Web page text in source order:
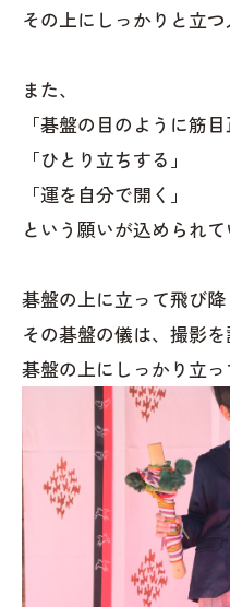
その上にしっかりと立つ
また、
「碁盤の目のように筋目
「ひとり立ちする」
「運を自分で開く」
という願いが込められて
碁盤の上に立って飛び降
その碁盤の儀は、撮影
碁盤の上にしっかり立っ